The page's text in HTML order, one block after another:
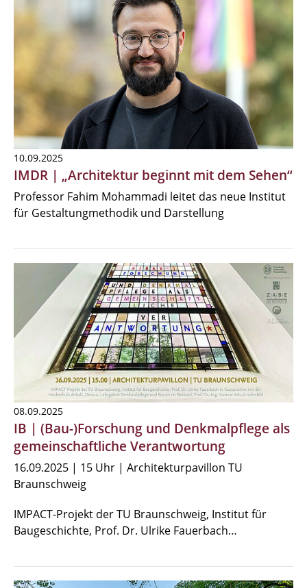
10.09.2025
IMDR | „Architektur beginnt mit dem Sehen“
Professor Fahim Mohammadi leitet das neue Institut
für Gestaltungmethodik und Darstellung
08.09.2025
IB | (Bau-)Forschung und Denkmalpflege als
gemeinschaftliche Verantwortung
16.09.2025 | 15 Uhr | Architekturpavillon TU
Braunschweig
IMPACT-Projekt der TU Braunschweig, Institut für
Baugeschichte, Prof. Dr. Ulrike Fauerbach…